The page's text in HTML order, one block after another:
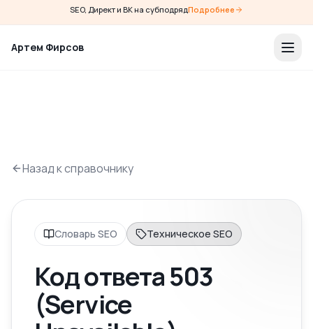
SEO, Директ и ВК на субподрядПодробнее
Артем Фирсов
Назад к справочнику
Словарь SEO Техническое SEO
Код ответа 503
(Service